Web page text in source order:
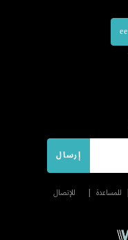
إرسال
للمساعدة للإتصال